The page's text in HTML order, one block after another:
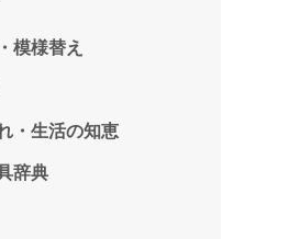
模様替え
・生活の知恵
辞典